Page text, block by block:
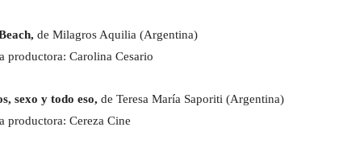
de Milagros Aquilia (Argentina)
productora: Carolina Cesario
sexo y todo eso, de Teresa María Saporiti (Argentina)
productora: Cereza Cine